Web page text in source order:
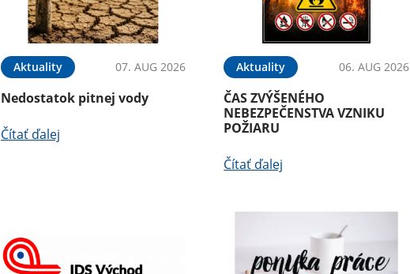
Aktuality 07. AUG 2026
Nedostatok pitnej vody
Čítať ďalej
Aktuality 06. AUG 2026
ČAS ZVÝŠENÉHO
NEBEZPEČENSTVA VZNIKU
POŽIARU
Čítať ďalej